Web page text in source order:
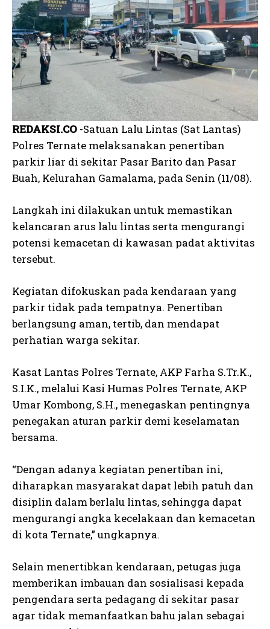
REDAKSI.CO -Satuan Lalu Lintas (Sat Lantas)
Polres Ternate melaksanakan penertiban
parkir liar di sekitar Pasar Barito dan Pasar
Buah, Kelurahan Gamalama, pada Senin (11/08).
Langkah ini dilakukan untuk memastikan
kelancaran arus lalu lintas serta mengurangi
potensi kemacetan di kawasan padat aktivitas
tersebut.
Kegiatan difokuskan pada kendaraan yang
parkir tidak pada tempatnya. Penertiban
berlangsung aman, tertib, dan mendapat
perhatian warga sekitar.
Kasat Lantas Polres Ternate, AKP Farha S.Tr.K.,
S.I.K., melalui Kasi Humas Polres Ternate, AKP
Umar Kombong, S.H., menegaskan pentingnya
penegakan aturan parkir demi keselamatan
bersama.
“Dengan adanya kegiatan penertiban ini,
diharapkan masyarakat dapat lebih patuh dan
disiplin dalam berlalu lintas, sehingga dapat
mengurangi angka kecelakaan dan kemacetan
di kota Ternate,” ungkapnya.
Selain menertibkan kendaraan, petugas juga
memberikan imbauan dan sosialisasi kepada
pengendara serta pedagang di sekitar pasar
agar tidak memanfaatkan bahu jalan sebagai